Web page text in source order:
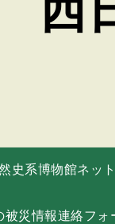
西
史系博物館ネッ
被災情報連絡フォ